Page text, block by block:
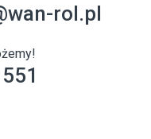
rol.pl